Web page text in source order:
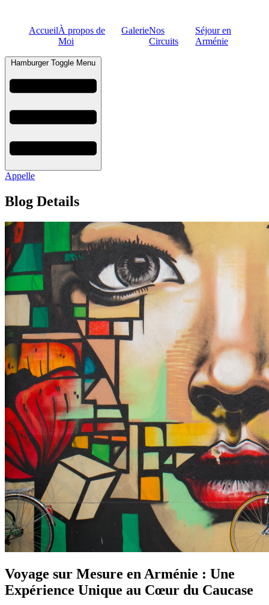
AccueilÀ propos de
Moi
GalerieNos
Circuits
Séjour en
Arménie
Hamburger Toggle Menu
Appelle
Blog Details
Voyage sur Mesure en Arménie : Une
Expérience Unique au Cœur du Caucase